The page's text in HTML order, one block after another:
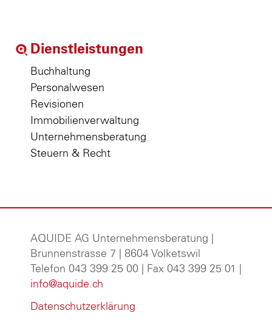
Dienstleistungen
Buchhaltung
Personalwesen
Revisionen
Immobilienverwaltung
Unternehmensberatung
Steuern & Recht
AQUIDE AG Unternehmensberatung
Brunnenstrasse 7 | 8604 Volketswil
Telefon 043 399 25 00 | Fax 043 399 25 01 |
info@aquide.ch
Datenschutzerklärung